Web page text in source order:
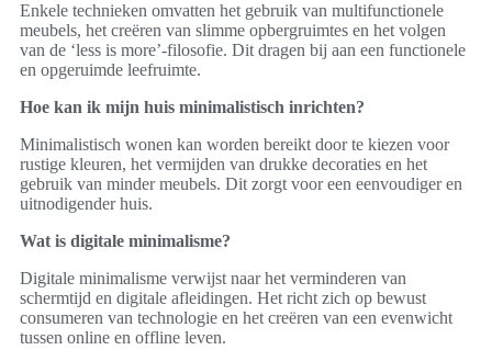
Enkele technieken omvatten het gebruik van multifunctionele
meubels, het creëren van slimme opbergruimtes en het volgen
van de ‘less is more’-filosofie. Dit dragen bij aan een functionele
en opgeruimde leefruimte.
Hoe kan ik mijn huis minimalistisch inrichten?
Minimalistisch wonen kan worden bereikt door te kiezen voor
rustige kleuren, het vermijden van drukke decoraties en het
gebruik van minder meubels. Dit zorgt voor een eenvoudiger en
uitnodigender huis.
Wat is digitale minimalisme?
Digitale minimalisme verwijst naar het verminderen van
schermtijd en digitale afleidingen. Het richt zich op bewust
consumeren van technologie en het creëren van een evenwicht
tussen online en offline leven.